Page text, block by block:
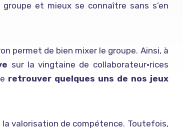
et mieux se connaître sans s’en
permet de bien mixer le groupe. Ainsi, à
sur la vingtaine de collaborateur•rices
retrouver quelques uns de nos jeux
la valorisation de compétence. Toutefois,